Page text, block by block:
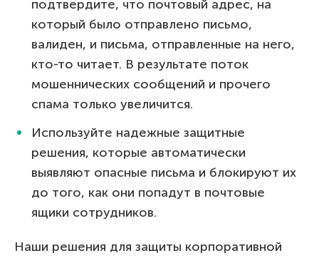
подтвердите, что почтовый адрес, на
который было отправлено письмо,
валиден, и письма, отправленные на него,
кто-то читает. В результате поток
мошеннических сообщений и прочего
спама только увеличится.
Используйте надежные защитные
решения, которые автоматически
выявляют опасные письма и блокируют их
до того, как они попадут в почтовые
ящики сотрудников.
Наши решения для защиты корпоративной